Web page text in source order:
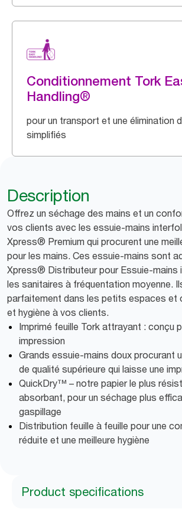
Conditionnement Tork
Handling®
pour un transport et une élimination
simplifiés
Description
Offrez un séchage des mains et un
vos clients avec les essuie-mains
Xpress® Premium qui procurent une
pour les mains. Ces essuie-mains sont
Xpress® Distributeur pour Essuie-mains
les sanitaires à fréquentation moyenne.
parfaitement dans les petits espaces et
et hygiène à vos clients.
Imprimé feuille Tork attrayant : conçu
impression
Grands essuie-mains doux procurant
de qualité supérieure qui laisse une
QuickDry™ – notre papier le plus
absorbant, pour un séchage plus
gaspillage
Distribution feuille à feuille pour une
réduite et une meilleure hygiène
Product specifications